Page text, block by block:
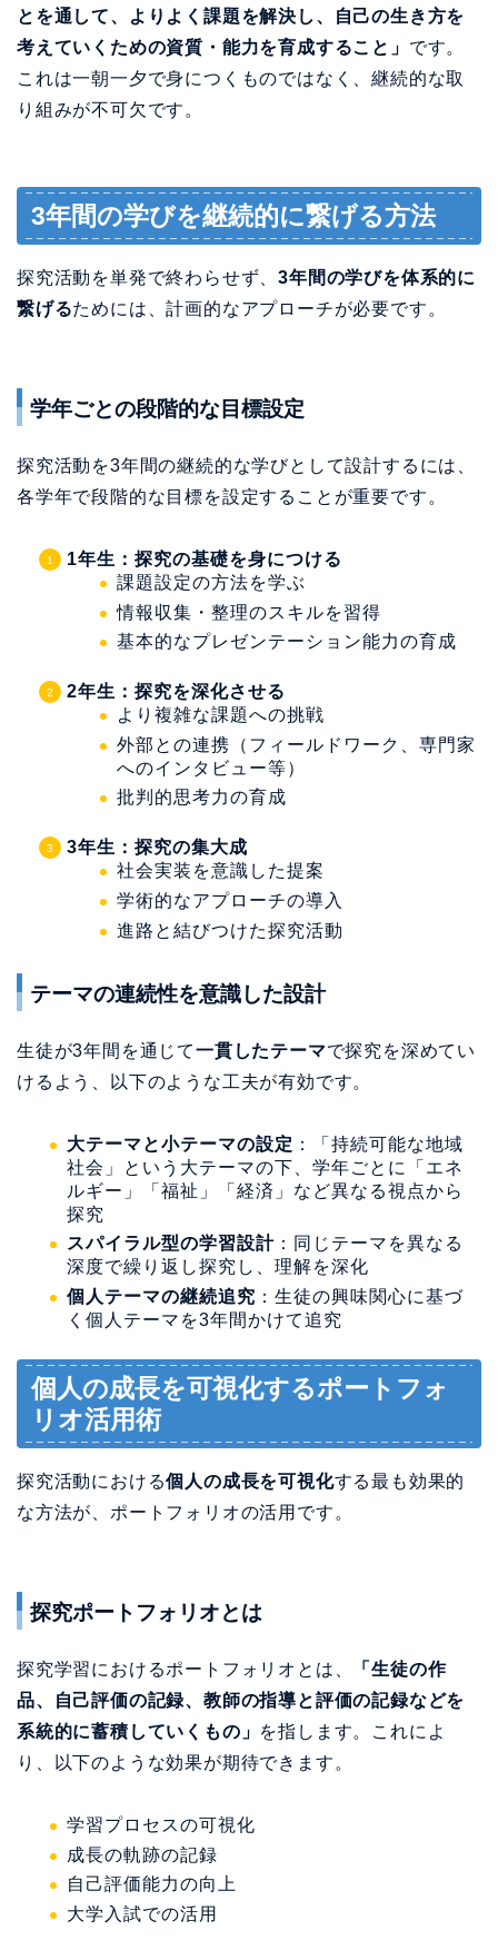
とを通して、よりよく課題を解決し、自己の生き方を
考えていくための資質・能力を育成すること」 です。
これは一朝一夕で身につくものではなく、継続的な取
り組みが不可欠です。
3年間の学びを継続的に繋げる方法
探究活動を単発で終わらせず、3年間の学びを体系的に
繋げるためには、計画的なアプローチが必要です。
学年ごとの段階的な目標設定
探究活動を3年間の継続的な学びとして設計するには、
各学年で段階的な目標を設定することが重要です。
1年生：探究の基礎を身につける
課題設定の方法を学ぶ
情報収集・整理のスキルを習得
基本的なプレゼンテーション能力の育成
2年生：探究を深化させる
より複雑な課題への挑戦
外部との連携（フィールドワーク、専門家
へのインタビュー等）
批判的思考力の育成
3年生：探究の集大成
社会実装を意識した提案
学術的なアプローチの導入
進路と結びつけた探究活動
テーマの連続性を意識した設計
生徒が3年間を通じて一貫したテーマで探究を深めてい
けるよう、以下のような工夫が有効です。
大テーマと小テーマの設定 ：「持続可能な地域
社会」という大テーマの下、学年ごとに「エネ
ルギー」「福祉」「経済」など異なる視点から
探究
スパイラル型の学習設計 ：同じテーマを異なる
深度で繰り返し探究し、理解を深化
個人テーマの継続追究 ：生徒の興味関心に基づ
く個人テーマを3年間かけて追究
個人の成長を可視化するポートフォ
リオ活用術
探究活動における個人の成長を可視化する最も効果的
な方法が、ポートフォリオの活用です。
探究ポートフォリオとは
探究学習におけるポートフォリオとは、
「生徒の作
品、自己評価の記録、教師の指導と評価の記録などを
系統的に蓄積していくもの」 を指します。これによ
り、以下のような効果が期待できます。
学習プロセスの可視化
成長の軌跡の記録
自己評価能力の向上
大学入試での活用